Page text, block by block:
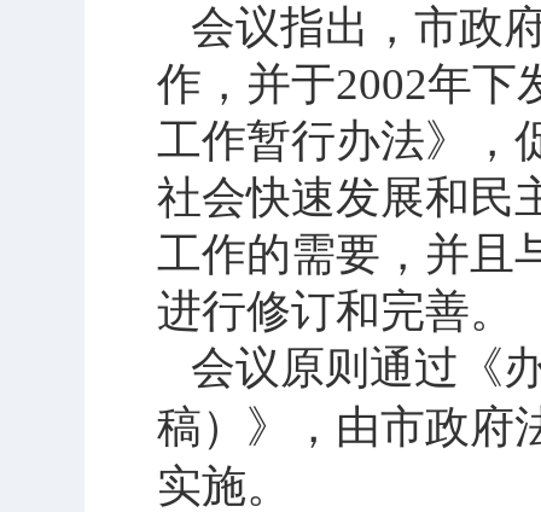
会议指出，市政
作，并于2002年下
工作暂行办法》，
社会快速发展和民
工作的需要，并且
进行修订和完善。
会议原则通过《
稿）》，由市政府
实施。